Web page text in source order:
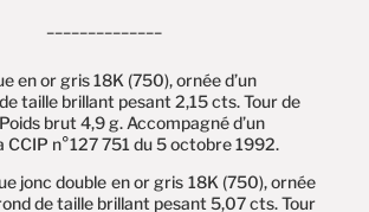
en or gris 18K (750), ornée d’un
taille brillant pesant 2,15 cts. Tour de
brut 4,9 g. Accompagné d’un
n°127 751 du 5 octobre 1992.
jonc double en or gris 18K (750), ornée
de taille brillant pesant 5,07 cts. Tour